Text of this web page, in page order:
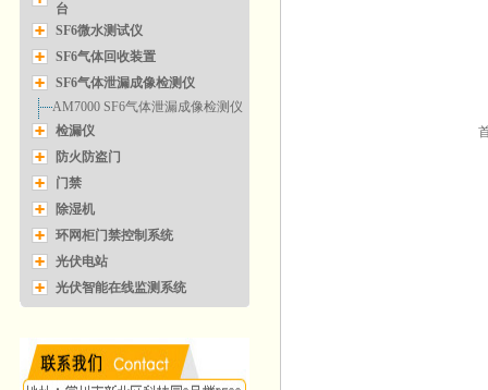
台
SF6微水测试仪
SF6气体回收装置
SF6气体泄漏成像检测仪
AM7000 SF6气体泄漏成像检测仪
检漏仪
防火防盗门
门禁
除湿机
环网柜门禁控制系统
光伏电站
光伏智能在线监测系统